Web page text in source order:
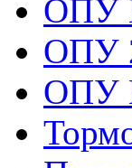
ОПУ
ОПУ
ОПУ